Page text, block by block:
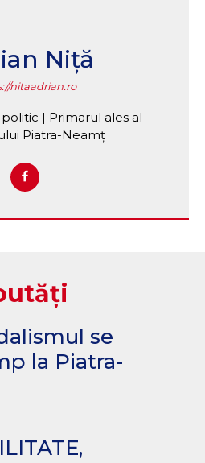
Niță
nitaadrian.ro
| Primarul ales al
Piatra-Neamț
se
la Piatra-